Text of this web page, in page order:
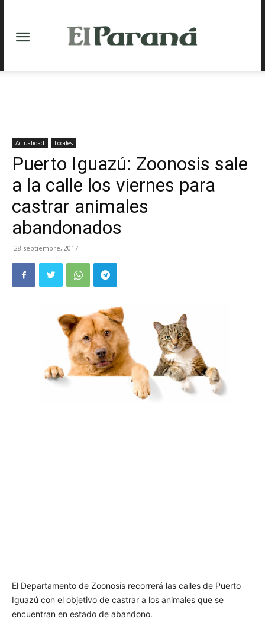
Actualidad Locales
Puerto Iguazú: Zoonosis sale
a la calle los viernes para
castrar animales
abandonados
28 septiembre, 2017
El Departamento de Zoonosis recorrerá las calles de Puerto
Iguazú con el objetivo de castrar a los animales que se
encuentran en estado de abandono.